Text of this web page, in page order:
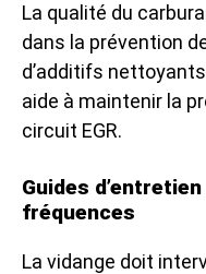
La qualité du
dans la prévention
d’additifs
aide à maintenir la
circuit EGR.
Guides
fréquences
La vidange doit